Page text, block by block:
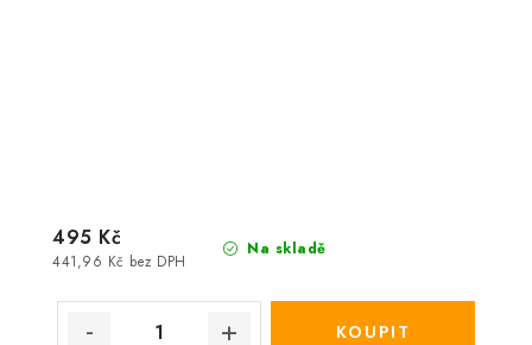
Na skladě
441,96 Kč bez DPH
495 Kč